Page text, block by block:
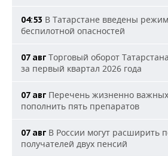
04:53 В Татарстане введены
беспилотной опасностей
07 авг Торговый оборот
за первый квартал 2026 года
07 авг Перечень жизненно важных
пополнить пять препаратов
07 авг В России могут расширить
получателей двух пенсий